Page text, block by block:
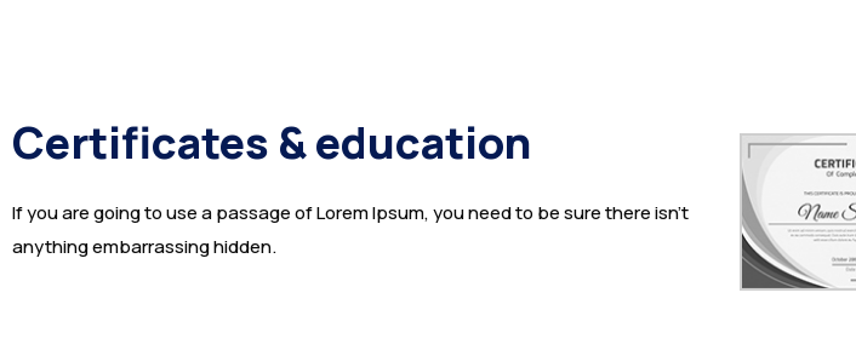
Certificates & education
If you are going to use a passage of Lorem Ipsum, you need to be sure there isn’t
anything embarrassing hidden.